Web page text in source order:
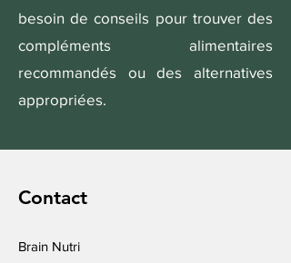
besoin de conseils pour trouver des
compléments alimentaires
recommandés ou des alternatives
appropriées.
Contact
Brain Nutri